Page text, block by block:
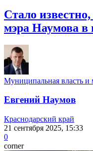
Стало
мэра Наумова в
Муниципальная власть и
Евгений Наумов
Краснодарский край
21 сентября 2025, 15:33
0
corner